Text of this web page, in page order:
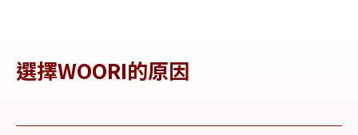
選擇WOORI的原因